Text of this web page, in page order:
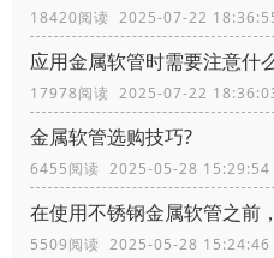
18420阅读 2025-07-22
应用金属软管时需要注意什
17978阅读 2025-07-22
金属软管选购技巧?
6455阅读 2025-05-28 15:29:54
在使用不锈钢金属软管之前
5509阅读 2025-05-28 15:24:46